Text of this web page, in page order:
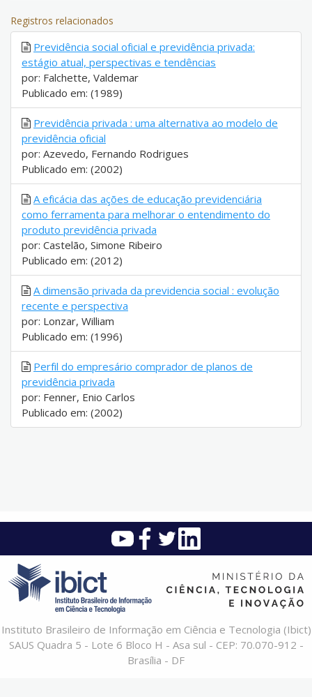
Registros relacionados
Previdência social oficial e previdência privada:
estágio atual, perspectivas e tendências
por: Falchette, Valdemar
Publicado em: (1989)
Previdência privada : uma alternativa ao modelo de
previdência oficial
por: Azevedo, Fernando Rodrigues
Publicado em: (2002)
A eficácia das ações de educação previdenciária
como ferramenta para melhorar o entendimento do
produto previdência privada
por: Castelão, Simone Ribeiro
Publicado em: (2012)
A dimensão privada da previdencia social : evolução
recente e perspectiva
por: Lonzar, William
Publicado em: (1996)
Perfil do empresário comprador de planos de
previdência privada
por: Fenner, Enio Carlos
Publicado em: (2002)
Instituto Brasileiro de Informação em Ciência e Tecnologia (Ibict)
SAUS Quadra 5 - Lote 6 Bloco H - Asa sul - CEP: 70.070-912 -
Brasília - DF